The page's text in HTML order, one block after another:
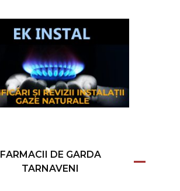
FARMACII DE GARDA
TARNAVENI